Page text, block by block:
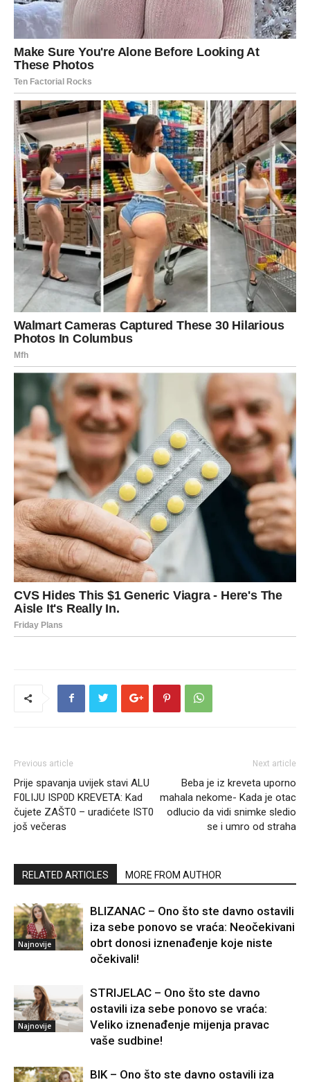
Previous article
Prije spavanja uvijek stavi ALU
F0LIJU ISP0D KREVETA: Kad
čujete ZAŠT0 – uradićete IST0
još večeras
Next article
Beba je iz kreveta uporno
mahala nekome- Kada je otac
odlucio da vidi snimke sledio
se i umro od straha
RELATED ARTICLES MORE FROM AUTHOR
Najnovije
BLIZANAC – Ono što ste davno ostavili
iza sebe ponovo se vraća: Neočekivani
obrt donosi iznenađenje koje niste
očekivali!
Najnovije
STRIJELAC – Ono što ste davno
ostavili iza sebe ponovo se vraća:
Veliko iznenađenje mijenja pravac
vaše sudbine!
BIK – Ono što ste davno ostavili iza